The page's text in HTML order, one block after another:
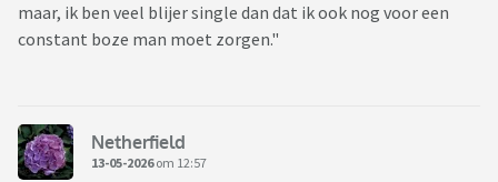
maar, ik ben veel blijer single dan dat ik ook nog voor een
constant boze man moet zorgen."
Netherfield
13-05-2026om 12:57